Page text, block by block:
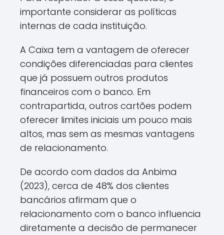
importante considerar as políticas
internas de cada instituição.
A Caixa tem a vantagem de oferecer
condições diferenciadas para clientes
que já possuem outros produtos
financeiros com o banco. Em
contrapartida, outros cartões podem
oferecer limites iniciais um pouco mais
altos, mas sem as mesmas vantagens
de relacionamento.
De acordo com dados da Anbima
(2023), cerca de 48% dos clientes
bancários afirmam que o
relacionamento com o banco influencia
diretamente a decisão de permanecer